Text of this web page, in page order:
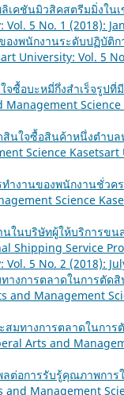
เคชันมิวสิคสตรีมมิ่งใน
5 No. 1 (2018):
งพนักงานระดับปฏิบัติ
University: Vol. 5
ซื้อบะหมี่กึ่งสำเร็จรูปที่
Management
สินใจซื้อสินค้าหนึ่งตำบ
Science Kasetsart
ำงานของพนักงานชั่วค
Science
ในบริษัทผู้ให้บริการขน
Shipping Service
5 No. 2 (2018):
างการตลาดในการตัด
and Management
สมทางการตลาดในการ
Arts and
ต่อการรับรู้คุณภาพการ
and Management